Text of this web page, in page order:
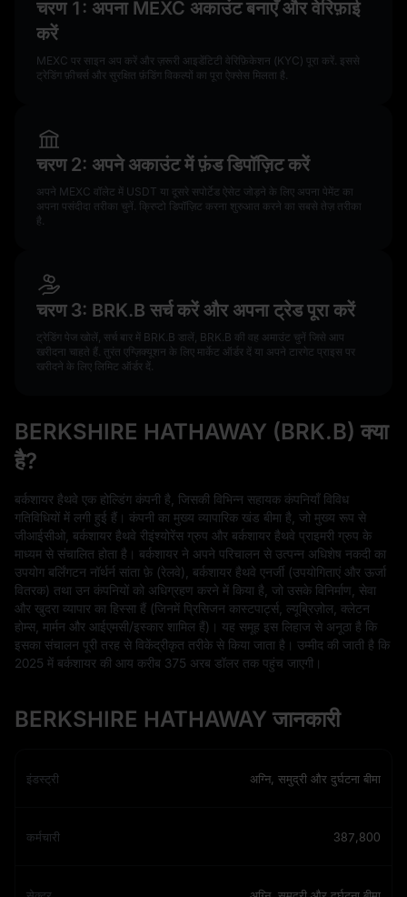
चरण 1: अपना MEXC अकाउंट बनाएँ और वेरिफ़ाई
करें
MEXC पर साइन अप करें और ज़रूरी आइडेंटिटी वेरिफ़िकेशन (KYC) पूरा करें. इससे
ट्रेडिंग फ़ीचर्स और सुरक्षित फ़ंडिंग विकल्पों का पूरा ऐक्सेस मिलता है.
चरण 2: अपने अकाउंट में फ़ंड डिपॉज़िट करें
अपने MEXC वॉलेट में USDT या दूसरे सपोर्टेड ऐसेट जोड़ने के लिए अपना पेमेंट का
अपना पसंदीदा तरीका चुनें. क्रिप्टो डिपॉज़िट करना शुरुआत करने का सबसे तेज़ तरीका
है.
चरण 3: BRK.B सर्च करें और अपना ट्रेड पूरा करें
ट्रेडिंग पेज खोलें, सर्च बार में BRK.B डालें, BRK.B की वह अमाउंट चुनें जिसे आप
खरीदना चाहते हैं. तुरंत एग्ज़िक्यूशन के लिए मार्केट ऑर्डर दें या अपने टारगेट प्राइस पर
खरीदने के लिए लिमिट ऑर्डर दें.
BERKSHIRE HATHAWAY (BRK.B) क्या
है?
बर्कशायर हैथवे एक होल्डिंग कंपनी है, जिसकी विभिन्न सहायक कंपनियाँ विविध
गतिविधियों में लगी हुई हैं। कंपनी का मुख्य व्यापारिक खंड बीमा है, जो मुख्य रूप से
जीआईसीओ, बर्कशायर हैथवे रीइंश्योरेंस ग्रुप और बर्कशायर हैथवे प्राइमरी ग्रुप के
माध्यम से संचालित होता है। बर्कशायर ने अपने परिचालन से उत्पन्न अधिशेष नकदी का
उपयोग बर्लिंगटन नॉर्थर्न सांता फ़े (रेलवे), बर्कशायर हैथवे एनर्जी (उपयोगिताएं और ऊर्जा
वितरक) तथा उन कंपनियों को अधिग्रहण करने में किया है, जो उसके विनिर्माण, सेवा
और खुदरा व्यापार का हिस्सा हैं (जिनमें प्रिसिजन कास्टपार्ट्स, ल्यूब्रिज़ोल, क्लेटन
होम्स, मार्मन और आईएमसी/इस्कार शामिल हैं)। यह समूह इस लिहाज से अनूठा है कि
इसका संचालन पूरी तरह से विकेंद्रीकृत तरीके से किया जाता है। उम्मीद की जाती है कि
2025 में बर्कशायर की आय करीब 375 अरब डॉलर तक पहुंच जाएगी।
BERKSHIRE HATHAWAY जानकारी
इंडस्ट्री अग्नि, समुद्री और दुर्घटना बीमा
कर्मचारी 387,800